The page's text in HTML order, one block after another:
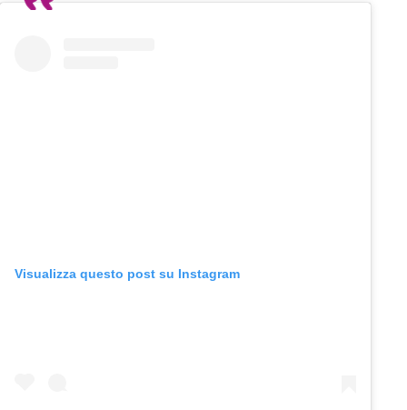
Visualizza questo post su Instagram